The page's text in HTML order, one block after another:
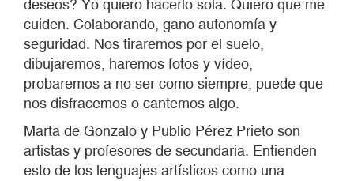
deseos? Yo quiero hacerlo sola. Quiero que me
cuiden. Colaborando, gano autonomía y
seguridad. Nos tiraremos por el suelo,
dibujaremos, haremos fotos y vídeo,
probaremos a no ser como siempre, puede que
nos disfracemos o cantemos algo.
Marta de Gonzalo y Publio Pérez Prieto son
artistas y profesores de secundaria. Entienden
esto de los lenguajes artísticos como una